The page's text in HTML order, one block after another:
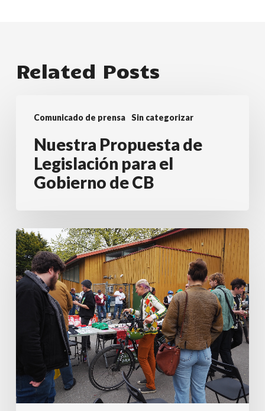
Related Posts
Comunicado de prensa Sin categorizar
Propuesta
Legislación
para
Gobierno
de
CB
Nuestra Propuesta de
Legislación para el
Gobierno de CB
Asamblea
General
de
la
2022